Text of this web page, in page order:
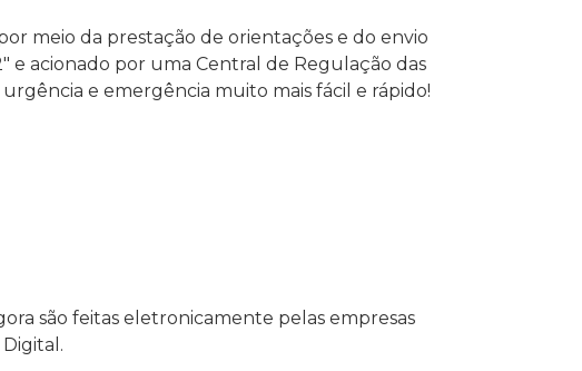
meio da prestação de orientações e do envio
e acionado por uma Central de Regulação das
e emergência muito mais fácil e rápido!
são feitas eletronicamente pelas empresas